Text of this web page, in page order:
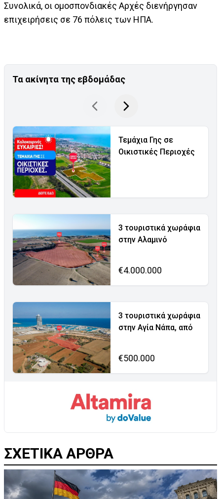
Συνολικά, οι ομοσπονδιακές Αρχές διενήργησαν
επιχειρήσεις σε 76 πόλεις των ΗΠΑ.
Τα ακίνητα της εβδομάδας
Τεμάχια Γης σε
Οικιστικές Περιοχές
3 τουριστικά χωράφια
στην Αλαμινό
€4.000.000
3 τουριστικά χωράφια
στην Αγία Νάπα, από
€500.000
ΣΧΕΤΙΚΑ ΑΡΘΡΑ